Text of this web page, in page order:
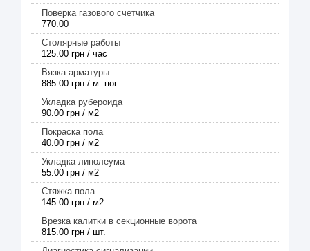
Поверка газового счетчика
770.00
Столярные работы
125.00 грн / час
Вязка арматуры
885.00 грн / м. пог.
Укладка рубероида
90.00 грн / м2
Покраска пола
40.00 грн / м2
Укладка линолеума
55.00 грн / м2
Стяжка пола
145.00 грн / м2
Врезка калитки в секционные ворота
815.00 грн / шт.